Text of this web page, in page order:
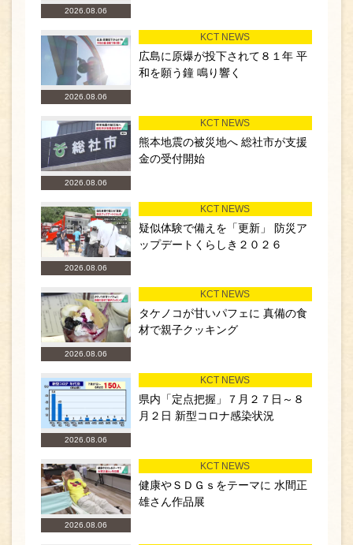
2026.08.06
2026.08.06
KCT NEWS
広島に原爆が投下されて８１年 平
和を願う鐘 鳴り響く
2026.08.06
KCT NEWS
熊本地震の被災地へ 総社市が支援
金の受付開始
2026.08.06
KCT NEWS
疑似体験で備えを「更新」 防災ア
ップデートくらしき２０２６
2026.08.06
KCT NEWS
タケノコが甘いパフェに 真備の食
材で親子クッキング
2026.08.06
KCT NEWS
県内「定点把握」７月２７日～８
月２日 新型コロナ感染状況
2026.08.06
KCT NEWS
健康やＳＤＧｓをテーマに 水間正
雄さん作品展